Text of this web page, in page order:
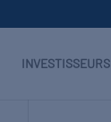
INVESTISSEURS